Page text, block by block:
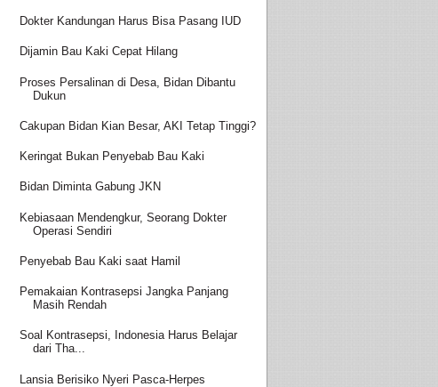
Dokter Kandungan Harus Bisa Pasang IUD
Dijamin Bau Kaki Cepat Hilang
Proses Persalinan di Desa, Bidan Dibantu
Dukun
Cakupan Bidan Kian Besar, AKI Tetap Tinggi?
Keringat Bukan Penyebab Bau Kaki
Bidan Diminta Gabung JKN
Kebiasaan Mendengkur, Seorang Dokter
Operasi Sendiri
Penyebab Bau Kaki saat Hamil
Pemakaian Kontrasepsi Jangka Panjang
Masih Rendah
Soal Kontrasepsi, Indonesia Harus Belajar
dari Tha...
Lansia Berisiko Nyeri Pasca-Herpes